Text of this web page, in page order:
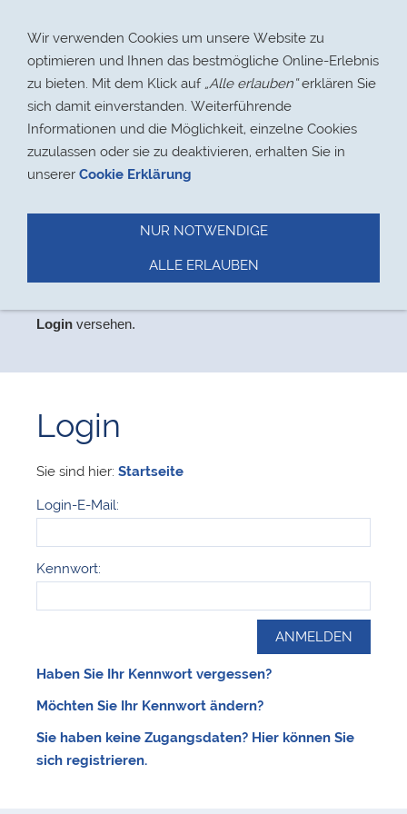
> 17.08.2021
Datenschutz
Login versehen.
Login
Sie sind hier: Startseite
Login-E-Mail:
Kennwort:
Haben Sie Ihr Kennwort vergessen?
Möchten Sie Ihr Kennwort ändern?
Sie haben keine Zugangsdaten? Hier können Sie
sich registrieren.
Wir verwenden Cookies um unsere Website zu
optimieren und Ihnen das bestmögliche Online-Erlebnis
zu bieten. Mit dem Klick auf „Alle erlauben“erklären Sie
sich damit einverstanden. Weiterführende
Informationen und die Möglichkeit, einzelne Cookies
zuzulassen oder sie zu deaktivieren, erhalten Sie in
unserer Cookie Erklärung
NUR NOTWENDIGE
ALLE ERLAUBEN